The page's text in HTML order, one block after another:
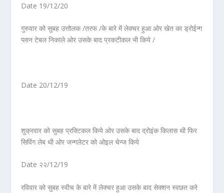
Date 19/12/20
गुरुवार को सुबह उत्तोलक /तरफ /के बारे में लेक्चर हुआ ओर खेत का ड्रोईन्ग
प्लान टेबल निकाले ओर उसके बाद प्रकटीकल भी किये /
Date 20/12/19
शुक्रवार को सुबह प्रक्टिकल किये ओर उसके बाद द्रोइंक किलास थी फिर
सिविंग लेब थी ओर जन्गलेटर को ओइल चेन्ज किये
Date २२/12/19
रविवार को सुबह स्वीच के बारे में लेक्चर हुआ उसके बाद सेक्शन स्वछत करे